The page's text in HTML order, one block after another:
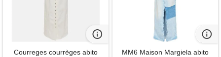
Courreges courrèges abito
MM6 Maison Margiela abito